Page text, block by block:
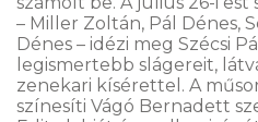
– Miller Zoltán, Pál Dénes,
Dénes – idézi meg Szécsi
legismertebb slágereit,
zenekari kísérettel. A
színesíti Vágó Bernadett